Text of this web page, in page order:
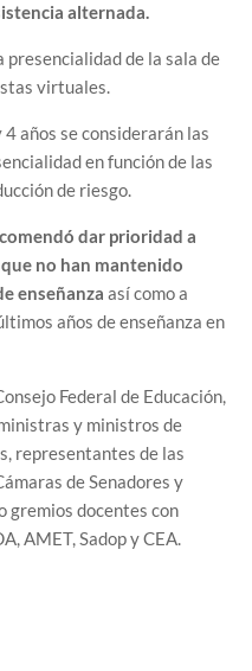
alternada.
de la sala de
virtuales.
años se considerarán las
en función de las
de riesgo.
dar prioridad a
no han mantenido
enseñanza así como a
años de enseñanza en
Federal de Educación,
y ministros de
representantes de las
de Senadores y
gremios docentes con
AMET, Sadop y CEA.